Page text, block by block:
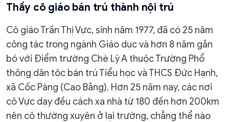
Thầy cô giáo bán trú thành nội trú
Cô giáo Trần Thị Vực, sinh năm 1977, đã có 25 năm
công tác trong ngành Giáo dục và hơn 8 năm gắn
bó với Điểm trường Chè Lỳ A thuộc Trường Phổ
thông dân tộc bán trú Tiểu học và THCS Đức Hạnh,
xã Cốc Pàng (Cao Bằng). Hơn 25 năm nay, các nơi
cô Vực dạy đều cách xa nhà từ 180 đến hơn 200km
nên cô thường xuyên ở lại trường, chẳng thể nào